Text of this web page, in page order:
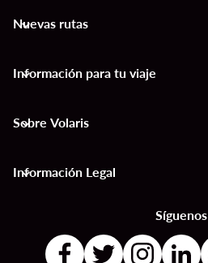
Nuevas rutas
keyboard_arrow_down
Información para tu viaje
keyboard_arrow_down
Sobre Volaris
keyboard_arrow_down
Información Legal
keyboard_arrow_down
Síguenos